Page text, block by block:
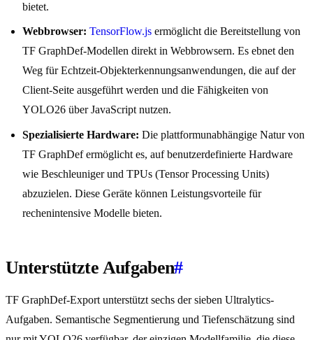
bietet.
Webbrowser: TensorFlow.js ermöglicht die Bereitstellung von
TF GraphDef-Modellen direkt in Webbrowsern. Es ebnet den
Weg für Echtzeit-Objekterkennungsanwendungen, die auf der
Client-Seite ausgeführt werden und die Fähigkeiten von
YOLO26 über JavaScript nutzen.
Spezialisierte Hardware: Die plattformunabhängige Natur von
TF GraphDef ermöglicht es, auf benutzerdefinierte Hardware
wie Beschleuniger und TPUs (Tensor Processing Units)
abzuzielen. Diese Geräte können Leistungsvorteile für
rechenintensive Modelle bieten.
Unterstützte Aufgaben#
TF GraphDef-Export unterstützt sechs der sieben Ultralytics-
Aufgaben. Semantische Segmentierung und Tiefenschätzung sind